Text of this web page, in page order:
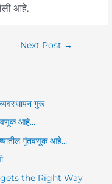
आहे.
Next Post →
गुरू
आहे…
गुंतवणूक आहे…
the Right Way